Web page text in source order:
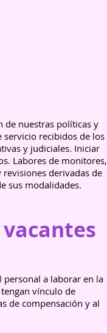
de nuestras políticas y
recibidos de los
y judiciales. Iniciar
Labores de monitores,
derivadas de
sus modalidades.
personal a laborar en la
vínculo de
de compensación y al